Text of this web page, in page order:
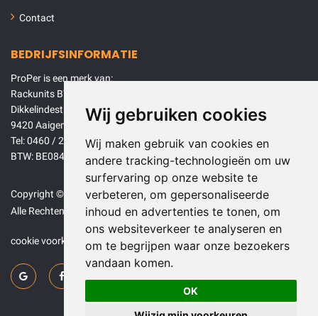
Wij gebruiken cookies
Wij maken gebruik van cookies en
andere tracking-technologieën om uw
surfervaring op onze website te
verbeteren, om gepersonaliseerde
inhoud en advertenties te tonen, om
ons websiteverkeer te analyseren en
om te begrijpen waar onze bezoekers
vandaan komen.
OK
Contact
BEDRIJFSINFORMATIE
ProPer is een merk van:
Rackunits BV
Dikkelindestraat 68
9420 Aaigem (Erpe-Mere)
Tel: 0460 / 26 01 00
BTW: BE0840946646
Copyright © 2026 Rackunits BV.
Alle Rechten voorbehouden.
cookie voorkeuren